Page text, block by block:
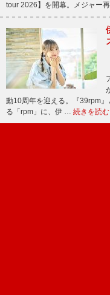
tour 2026】を開幕。メジャー
動10周年を迎える。『39rpm
る「rpm」に、伊 … 続きを読む